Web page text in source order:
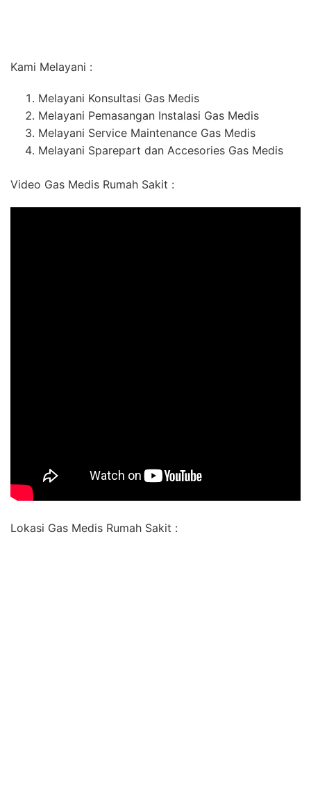
Kami Melayani :
Melayani Konsultasi Gas Medis
Melayani Pemasangan Instalasi Gas Medis
Melayani Service Maintenance Gas Medis
Melayani Sparepart dan Accesories Gas Medis
Video Gas Medis Rumah Sakit :
Lokasi Gas Medis Rumah Sakit :